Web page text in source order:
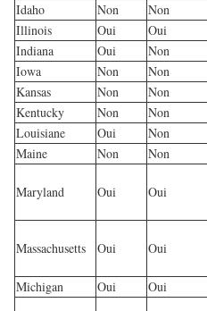
Idaho
Non Non
Illinois
Oui Oui
Indiana
Oui Non
Iowa
Non Non
Kansas
Non Non
Kentucky
Non Non
Louisiane
Oui Non
Maine
Non Non
Maryland Oui Oui
Massachusetts Oui Oui
Michigan
Oui Oui